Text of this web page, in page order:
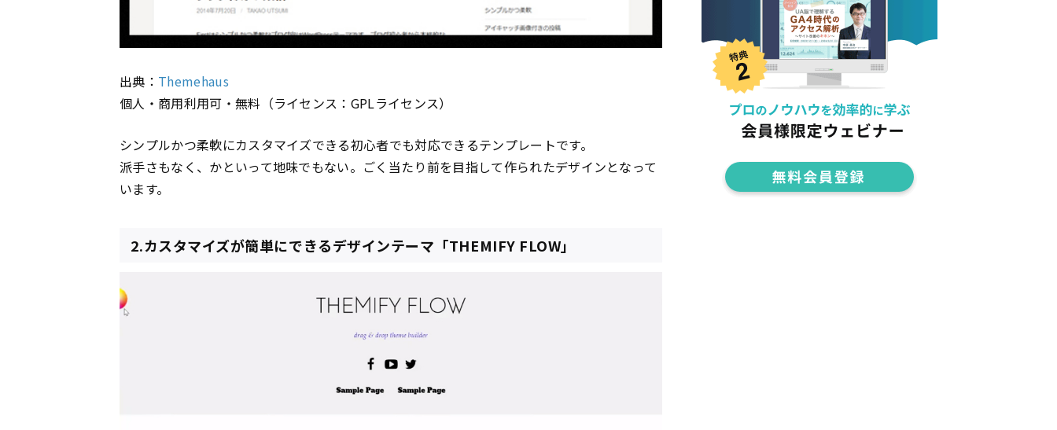
出典： Themehaus
個人・商用利用可・無料（ライセンス：GPLライセンス）
シンプルかつ柔軟にカスタマイズできる初心者でも対応できるテンプレートです。
派手さもなく、かといって地味でもない。ごく当たり前を目指して作られたデザインとなって
います。
2.カスタマイズが簡単にできるデザインテーマ「THEMIFY FLOW」